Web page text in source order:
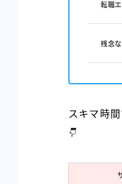
転職
残念
スキマ時